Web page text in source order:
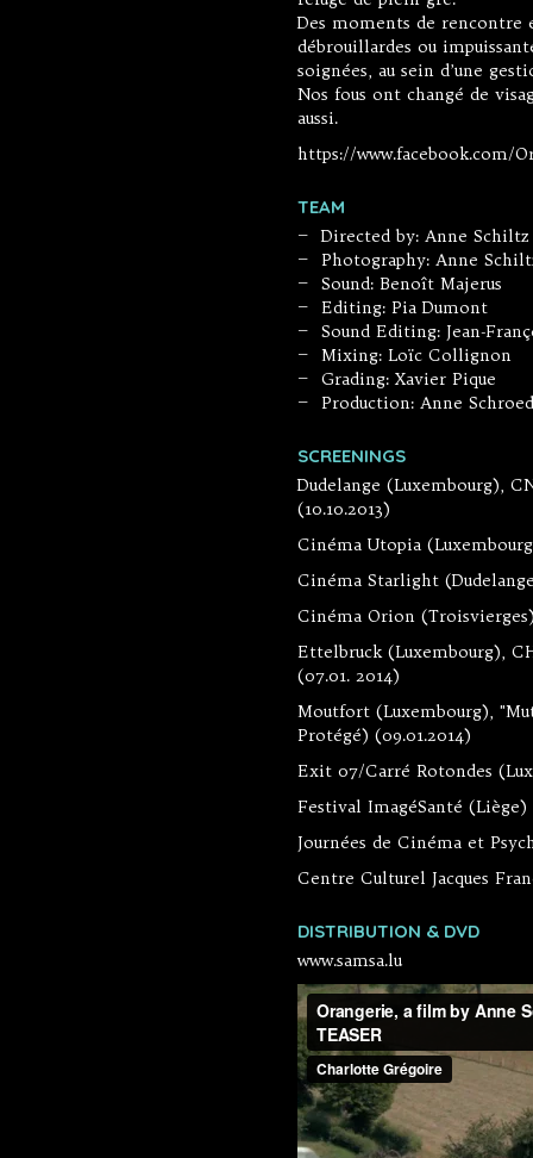
Des moments de rencontre
débrouillardes ou
soignées, au sein d’une
Nos fous ont changé de
aussi.
https://www.facebook.com/
TEAM
— Directed by: Anne
— Photography: Anne
— Sound: Benoît Majerus
— Editing: Pia Dumont
— Sound Editing: Jean-
— Mixing: Loïc Collignon
— Grading: Xavier Pique
— Production: Anne
SCREENINGS
Dudelange (Luxembourg),
(10.10.2013)
Cinéma Utopia
Cinéma Starlight
Cinéma Orion (Troisvierges)
Ettelbruck (Luxembourg),
(07.01. 2014)
Moutfort (Luxembourg),
Protégé) (09.01.2014)
Exit 07/Carré Rotondes
Festival ImagéSanté (Liège)
Journées de Cinéma et
Centre Culturel Jacques
DISTRIBUTION & DVD
www.samsa.lu
Orangerie, a
Film, 2013, 55' -